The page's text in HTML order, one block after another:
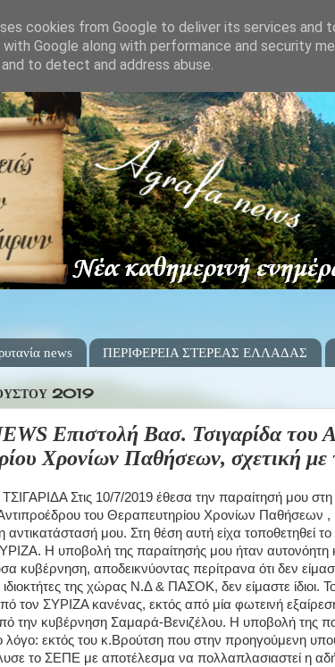
news ΠΕΡΙΦΕΡΕΙΑ ΣΤΕΡΕΑΣ ΕΛΛΑΔΑΣ
2019
Επιστολή Βασ. Τσιγαρίδα του
Χρονίων Παθήσεων, σχετική με
Στις 10/7/2019 έθεσα την παραίτησή μου στη
του Θεραπευτηρίου Χρονίων Παθήσεων ,
αντικατάστασή μου. Στη θέση αυτή είχα τοποθετηθεί
Η υποβολή της παραίτησής μου ήταν αυτονόητη
κυβέρνηση, αποδεικνύοντας περίτρανα ότι δεν
ιδιοκτήτες της χώρας Ν.Δ & ΠΑΣΟΚ, δεν είμαστε ίδιοι.
τον ΣΥΡΙΖΑ κανένας, εκτός από μία φωτεινή
την κυβέρνηση Σαμαρά-Βενιζέλου. Η υποβολή της
λόγο: εκτός του κ.Βρούτση που στην προηγούμενη
το ΣΕΠΕ με αποτέλεσμα να πολλαπλασιαστεί η
cookies from Google to deliver its services and
with Google along with performance and security
to detect and address abuse.